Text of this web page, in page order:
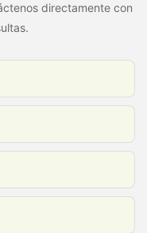
directamente con